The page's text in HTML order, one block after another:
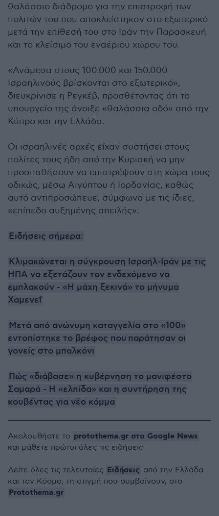
θαλάσσιο διάδρομο για την επιστροφή των
πολιτών του που αποκλείστηκαν στο εξωτερικό
μετά την επίθεσή του στο Ιράν την Παρασκευή
και το κλείσιμο του εναέριου χώρου του.
«Ανάμεσα στους 100.000 και 150.000
Ισραηλινούς βρίσκονται στο εξωτερικό»,
διευκρίνισε η Ρεγκέβ, προσθέτοντας ότι το
υπουργείο της άνοιξε «θαλάσσια οδό» από την
Κύπρο και την Ελλάδα.
Οι ισραηλινές αρχές είχαν συστήσει στους
πολίτες τους ήδη από την Κυριακή να μην
προσπαθήσουν να επιστρέψουν στη χώρα τους
οδικώς, μέσω Αιγύπτου ή Ιορδανίας, καθώς
αυτό αντιπροσώπευε, σύμφωνα με τις ίδιες,
«επίπεδο αυξημένης απειλής».
Ειδήσεις σήμερα:
Κλιμακώνεται η σύγκρουση Ισραήλ-Ιράν με τις
ΗΠΑ να εξετάζουν τον ενδεχόμενο να
εμπλακούν - «Η μάχη ξεκινά» το μήνυμα
Χαμενεΐ
Μετά από ανώνυμη καταγγελία στο «100»
εντοπίστηκε το βρέφος που παράτησαν οι
γονείς στο μπαλκόνι
Πώς «διάβασε» η κυβέρνηση το μανιφέστο
Σαμαρά - Η «ελπίδα» και η συντήρηση της
κουβέντας για νέο κόμμα
Ακολουθήστε το protothema.gr στο Google News
και μάθετε πρώτοι όλες τις ειδήσεις
Δείτε όλες τις τελευταίες Ειδήσεις από την Ελλάδα
και τον Κόσμο, τη στιγμή που συμβαίνουν, στο
Protothema.gr